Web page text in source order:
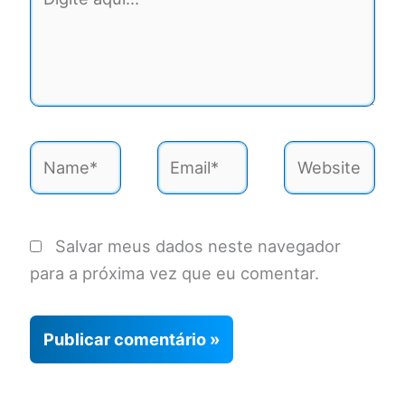
aqui...
Name* Email* Website
Salvar meus dados neste navegador
para a próxima vez que eu comentar.